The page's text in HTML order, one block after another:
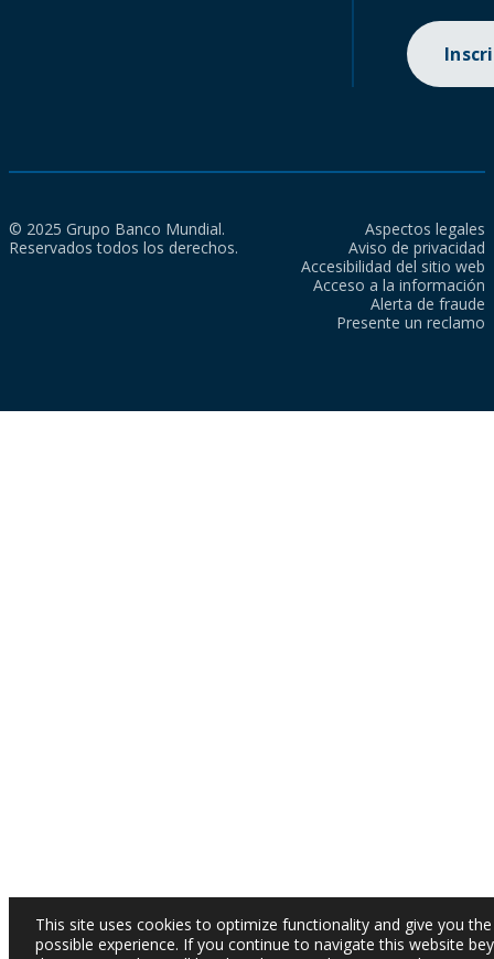
© 2025 Grupo Banco Mundial.
Reservados todos los derechos.
Aspectos legales
Aviso de privacidad
Accesibilidad del sitio web
Acceso a la información
Alerta de fraude
Presente un reclamo
This site uses cookies to optimize functionality and give you
possible experience. If you continue to navigate this website